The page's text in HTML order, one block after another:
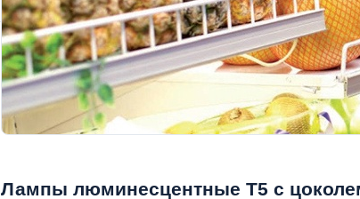
Лампы люминесцентные T5 с